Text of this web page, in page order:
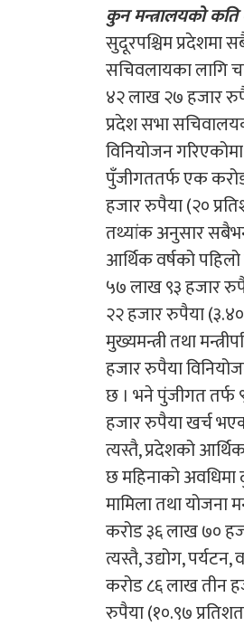
कुन मन्त्रालयको
सुदूरपश्चिम प्रदेशमा
सचिवलायका लागि
४२ लाख २७ हजार
प्रदेश सभा
विनियोजन
पुँजीगततर्फ एक
हजार रुपैया (२०
तथ्यांक अनुसार
आर्थिक वर्षको
५७ लाख ९३ हजार
२२ हजार रुपैया
मुख्यमन्त्री तथा
हजार रुपैया
छ । भने पुंजीगत तर्फ
हजार रुपैया खर्च
त्यस्तै, प्रदेशको
छ महिनाको
मामिला तथा योजना
करोड ३६ लाख ७०
त्यस्तै, उद्योग,
करोड ८६ लाख तीन
रुपैया (१०.९७